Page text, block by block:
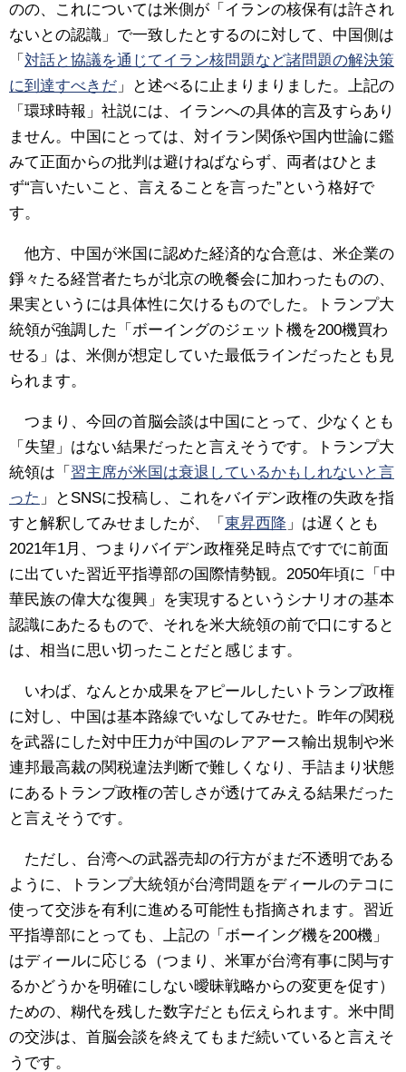
のの、これについては米側が「イランの核保有は許され
ないとの認識」で一致したとするのに対して、中国側は
「 対話と協議を通じてイラン核問題など諸問題の解決策
に到達すべきだ 」と述べるに止まりまりました。上記の
「環球時報」社説には、イランへの具体的言及すらあり
ません。中国にとっては、対イラン関係や国内世論に鑑
みて正面からの批判は避けねばならず、両者はひとま
ず“言いたいこと、言えることを言った”という格好で
す。
他方、中国が米国に認めた経済的な合意は、米企業の
錚々たる経営者たちが北京の晩餐会に加わったものの、
果実というには具体性に欠けるものでした。トランプ大
統領が強調した「ボーイングのジェット機を200機買わ
せる」は、米側が想定していた最低ラインだったとも見
られます。
つまり、今回の首脳会談は中国にとって、少なくとも
「失望」はない結果だったと言えそうです。トランプ大
統領は「 習主席が米国は衰退しているかもしれないと言
った 」とSNSに投稿し、これをバイデン政権の失政を指
すと解釈してみせましたが、「 東昇西降 」は遅くとも
2021年1月、つまりバイデン政権発足時点ですでに前面
に出ていた習近平指導部の国際情勢観。2050年頃に「中
華民族の偉大な復興」を実現するというシナリオの基本
認識にあたるもので、それを米大統領の前で口にすると
は、相当に思い切ったことだと感じます。
いわば、なんとか成果をアピールしたいトランプ政権
に対し、中国は基本路線でいなしてみせた。昨年の関税
を武器にした対中圧力が中国のレアアース輸出規制や米
連邦最高裁の関税違法判断で難しくなり、手詰まり状態
にあるトランプ政権の苦しさが透けてみえる結果だった
と言えそうです。
ただし、台湾への武器売却の行方がまだ不透明である
ように、トランプ大統領が台湾問題をディールのテコに
使って交渉を有利に進める可能性も指摘されます。習近
平指導部にとっても、上記の「ボーイング機を200機」
はディールに応じる（つまり、米軍が台湾有事に関与す
るかどうかを明確にしない曖昧戦略からの変更を促す）
ための、糊代を残した数字だとも伝えられます。米中間
の交渉は、首脳会談を終えてもまだ続いていると言えそ
うです。